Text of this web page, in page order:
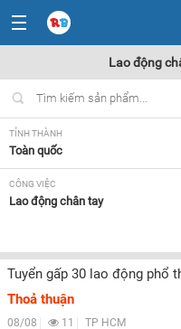
Lao động
TỈNH THÀNH
Toàn quốc
CÔNG VIỆC
Lao động chân tay
Tất cả
Tuyển gấp 30 lao động phổ
Thoả thuận
08/08 11 TP HCM